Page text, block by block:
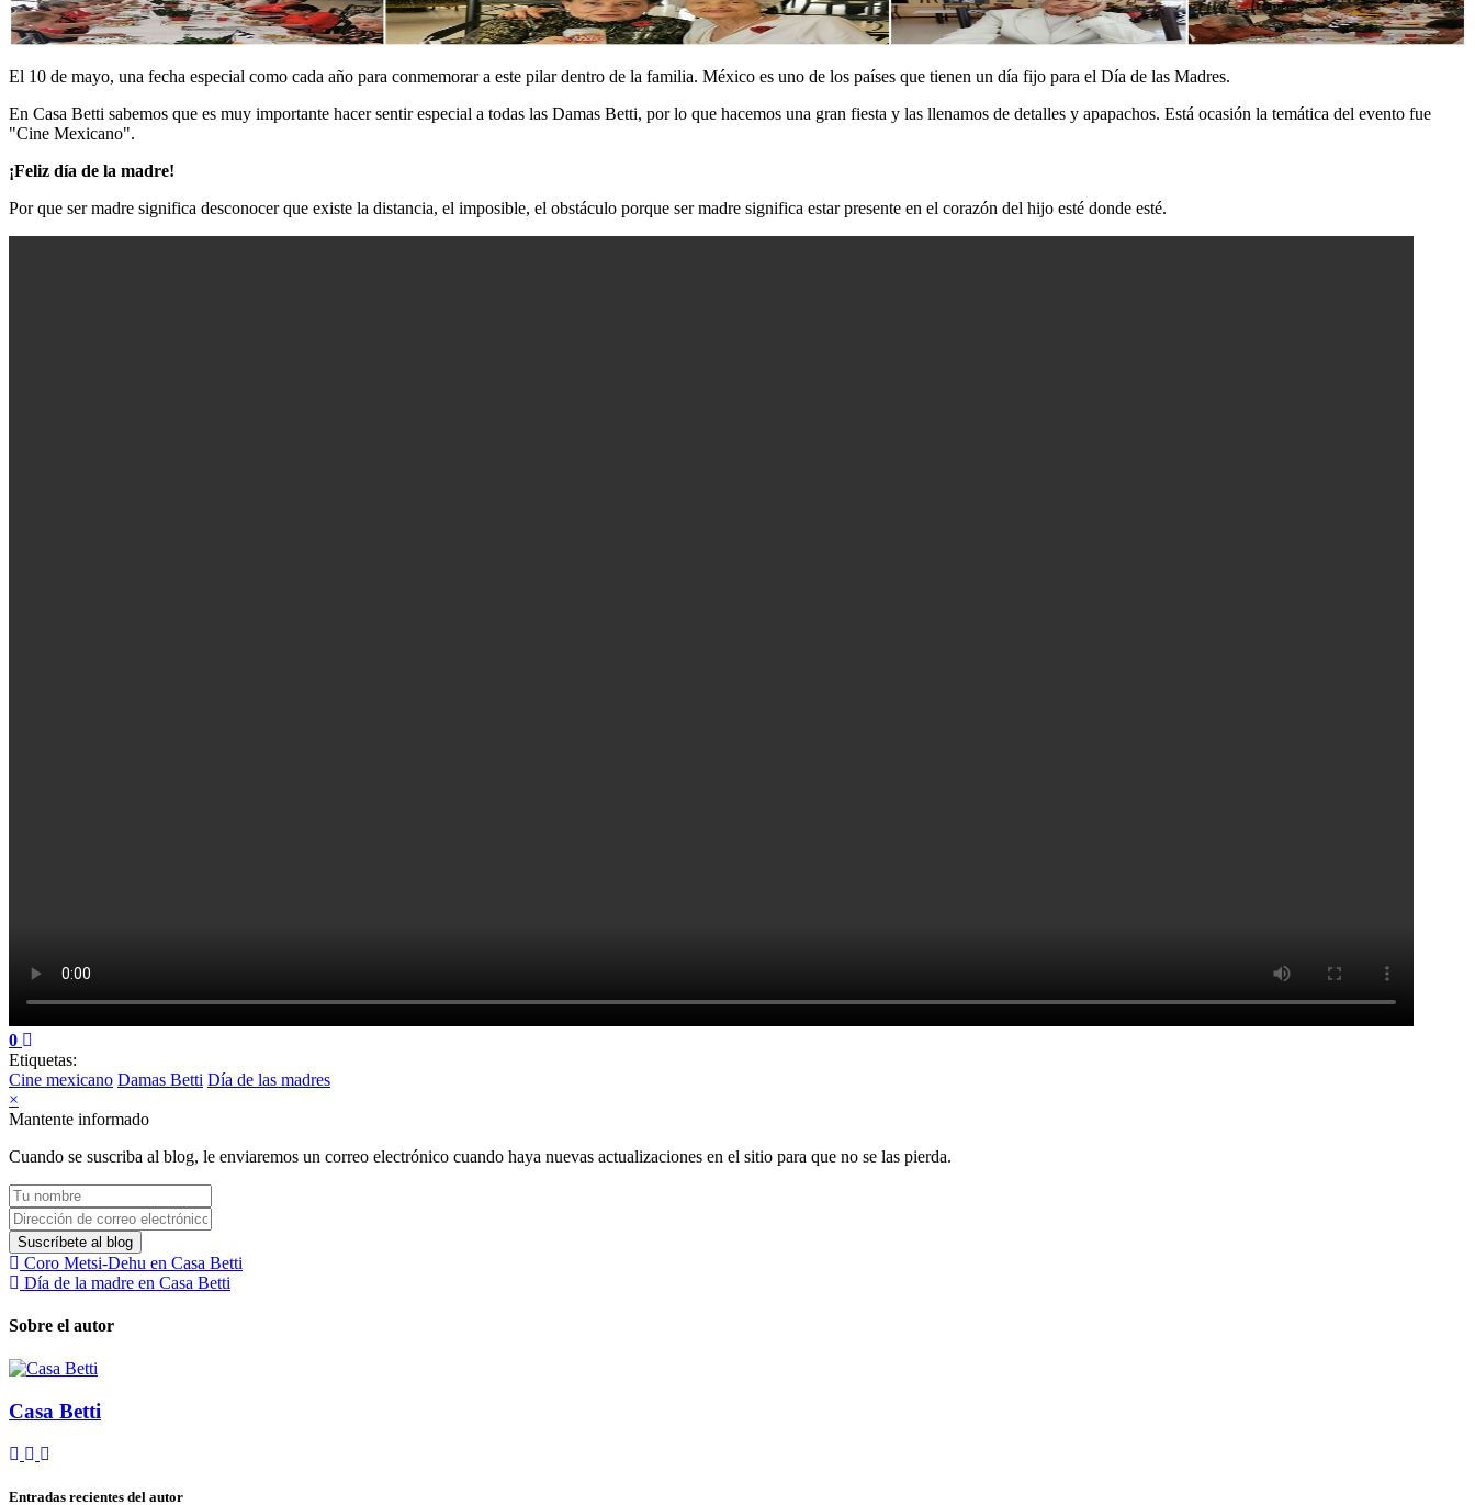
El 10 de mayo, una fecha especial como cada año para conmemorar a este pilar dentro de la familia. México es uno de los países que tienen un día fijo para el Día de las Madres.
En Casa Betti sabemos que es muy importante hacer sentir especial a todas las Damas Betti, por lo que hacemos una gran fiesta y las llenamos de detalles y apapachos. Está ocasión la temática del evento fue
"Cine Mexicano".
¡Feliz día de la madre!
Por que ser madre significa desconocer que existe la distancia, el imposible, el obstáculo porque ser madre significa estar presente en el corazón del hijo esté donde esté.
0
Etiquetas:
Cine mexicano Damas Betti Día de las madres
×
Mantente informado
Cuando se suscriba al blog, le enviaremos un correo electrónico cuando haya nuevas actualizaciones en el sitio para que no se las pierda.
Tu nombre
Dirección de correo electrónico
Suscríbete al blog
Coro Metsi-Dehu en Casa Betti
Día de la madre en Casa Betti
Sobre el autor
Casa Betti
Suscribirse a las actualizaciones
Cancelar la suscripción a las actualizaciones del autor
Entradas recientes del autor